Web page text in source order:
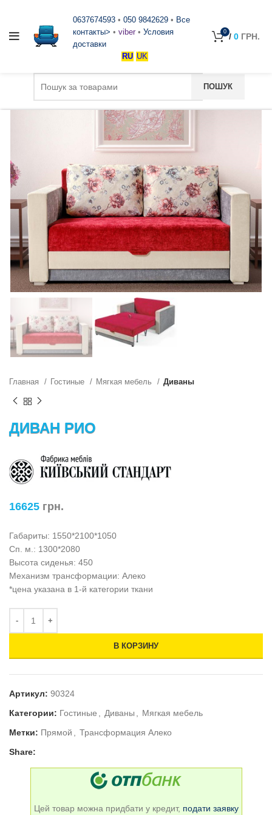
0637674593 • 050 9842629 • Все
контакты> • viber • Условия
доставки
RU UK
0 / 0 ГРН.
Главная Гостиные Мягкая мебель Диваны
ДИВАН РИО
16625 грн.
Габариты: 1550*2100*1050
Сп. м.: 1300*2080
Высота сиденья: 450
Механизм трансформации: Алеко
*цена указана в 1-й категории ткани
В КОРЗИНУ
Артикул: 90324
Категории: Гостиные Диваны
Мягкая мебель
Метки: Прямой
Трансформация Алеко
Share:
Цей товар можна придбати у кредит, подати заявку